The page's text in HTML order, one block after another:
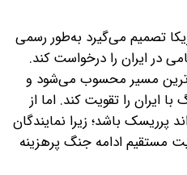
تصمیم می‌گیرد به‌طور رسمی
در ایران را درخواست کند.
مسیر محسوب می‌شود و
ایران را تقویت کند. اما از
پرریسک باشد؛ زیرا نمایندگان
مستقیم ادامه جنگ پرهزینه